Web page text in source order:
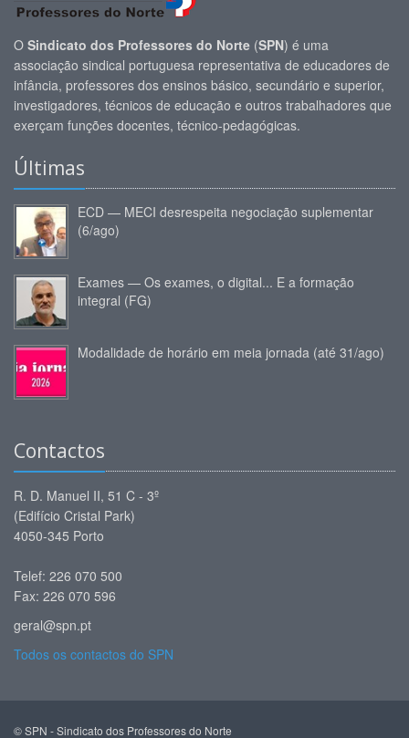
O Sindicato dos Professores do Norte (SPN) é uma
associação sindical portuguesa representativa de educadores de
infância, professores dos ensinos básico, secundário e superior,
investigadores, técnicos de educação e outros trabalhadores que
exerçam funções docentes, técnico-pedagógicas.
Últimas
ECD — MECI desrespeita negociação suplementar
(6/ago)
Exames — Os exames, o digital... E a formação
integral (FG)
Modalidade de horário em meia jornada (até 31/ago)
Contactos
R. D. Manuel II, 51 C - 3º
(Edifício Cristal Park)
4050-345 Porto
Telef: 226 070 500
Fax: 226 070 596
geral@spn.pt
Todos os contactos do SPN
© SPN - Sindicato dos Professores do Norte